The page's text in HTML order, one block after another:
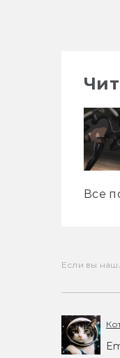
Все
Если вы